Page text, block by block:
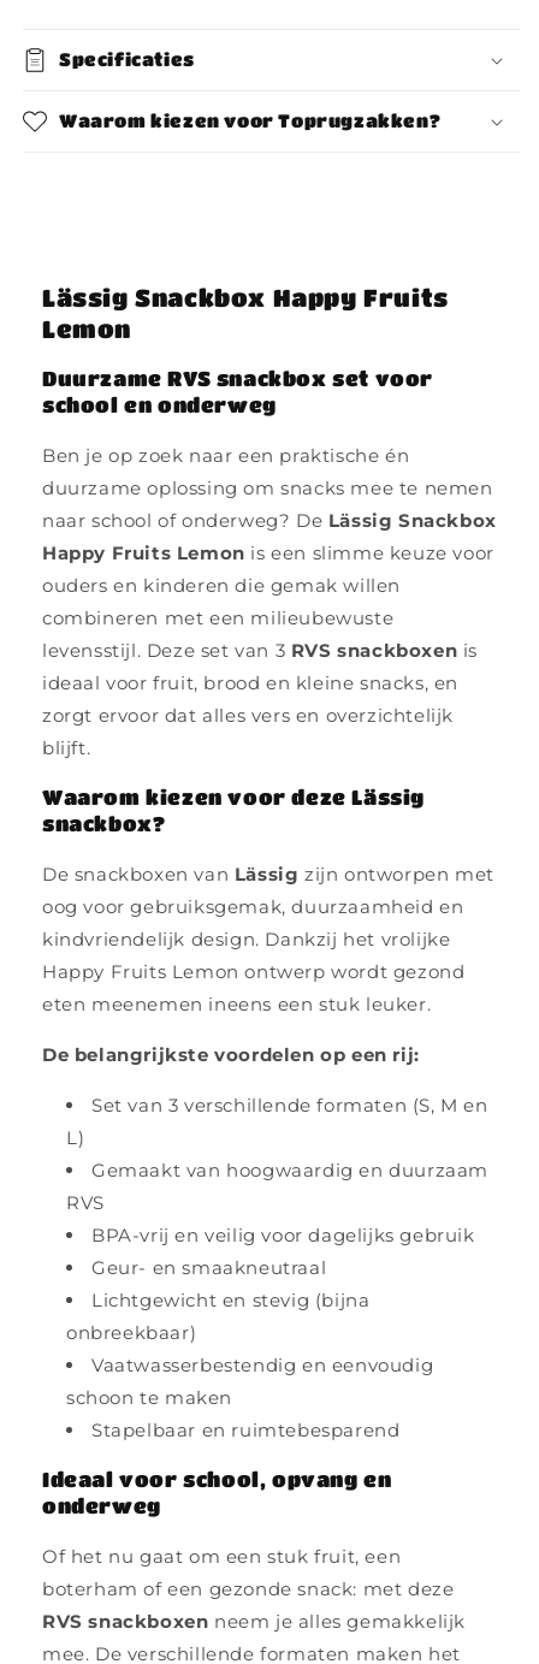
Specificaties
Waarom kiezen voor Toprugzakken?
Lässig Snackbox Happy Fruits
Lemon
Duurzame RVS snackbox set voor
school en onderweg
Ben je op zoek naar een praktische én
duurzame oplossing om snacks mee te nemen
naar school of onderweg? De Lässig Snackbox
Happy Fruits Lemon is een slimme keuze voor
ouders en kinderen die gemak willen
combineren met een milieubewuste
levensstijl. Deze set van 3 RVS snackboxen is
ideaal voor fruit, brood en kleine snacks, en
zorgt ervoor dat alles vers en overzichtelijk
blijft.
Waarom kiezen voor deze Lässig
snackbox?
De snackboxen van Lässig zijn ontworpen met
oog voor gebruiksgemak, duurzaamheid en
kindvriendelijk design. Dankzij het vrolijke
Happy Fruits Lemon ontwerp wordt gezond
eten meenemen ineens een stuk leuker.
De belangrijkste voordelen op een rij:
Set van 3 verschillende formaten (S, M en
L)
Gemaakt van hoogwaardig en duurzaam
RVS
BPA-vrij en veilig voor dagelijks gebruik
Geur- en smaakneutraal
Lichtgewicht en stevig (bijna
onbreekbaar)
Vaatwasserbestendig en eenvoudig
schoon te maken
Stapelbaar en ruimtebesparend
Ideaal voor school, opvang en
onderweg
Of het nu gaat om een stuk fruit, een
boterham of een gezonde snack: met deze
RVS snackboxen neem je alles gemakkelijk
mee. De verschillende formaten maken het